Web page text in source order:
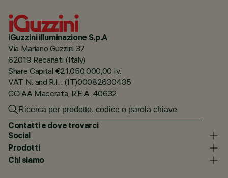
iGuzzini illuminazione S.p.A
Via Mariano Guzzini 37
62019 Recanati (Italy)
Share Capital €21.050.000,00 i.v.
VAT N. and R.I. : (IT)00082630435
CCIAA Macerata, R.E.A. 40632
Contatti e dove trovarci
Social
Prodotti
Chi siamo